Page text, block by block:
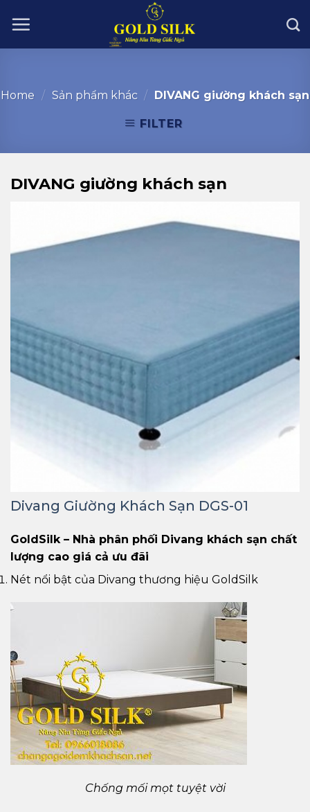
Home / Sản phẩm khác / DIVANG giường khách sạn
FILTER
DIVANG giường khách sạn
Divang Giường Khách Sạn DGS-01
GoldSilk – Nhà phân phối Divang khách sạn chất
lượng cao giá cả ưu đãi
Nét nổi bật của Divang thương hiệu GoldSilk
Chống mối mọt tuyệt vời